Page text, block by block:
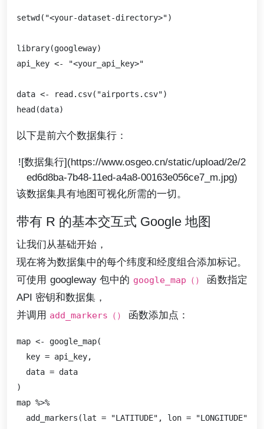
setwd("<your-dataset-directory>")
library(googleway)
api_key <- "<your_api_key>"
data <- read.csv("airports.csv")
以下是前六个数据集行：
![数据集行](https://www.osgeo.cn/static/upload/2e/2
ed6d8ba-7b48-11ed-a4a8-00163e056ce7_m.jpg)
该数据集具有地图可视化所需的一切。
带有 R 的基本交互式 Google 地图
让我们从基础开始，
现在将为数据集中的每个纬度和经度组合添加标记。
可使用 googleway 包中的 google_map（）
函数指定
API 密钥和数据集，
并调用 add_markers（） 函数添加点：
map <- google_map(
  key = api_key,
  data = data
)
map %>%
  add_markers(lat = "LATITUDE", lon = "LONGITUDE")